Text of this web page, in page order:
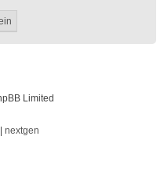
Limited
nextgen